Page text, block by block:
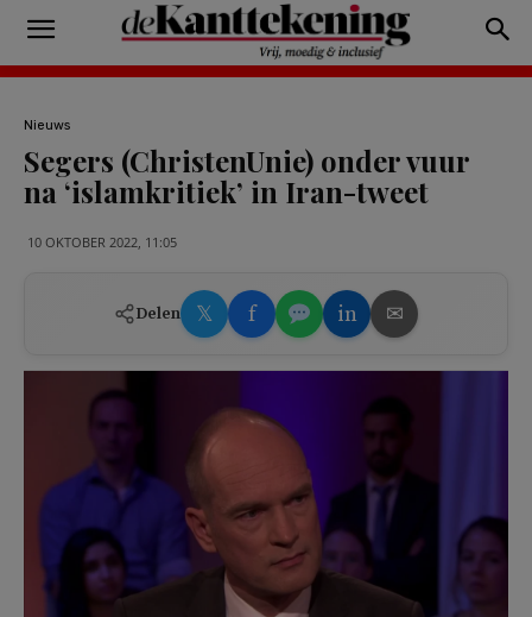
Nieuws
Segers (ChristenUnie) onder vuur
na ‘islamkritiek’ in Iran-tweet
10 OKTOBER 2022, 11:05
Delen 𝕏 f in ✉